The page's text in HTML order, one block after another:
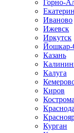
Горно-
Иваново
Ижевск
Иркутск
Йошкар-
Казань
Калуга
Киров
Кострома
Курган